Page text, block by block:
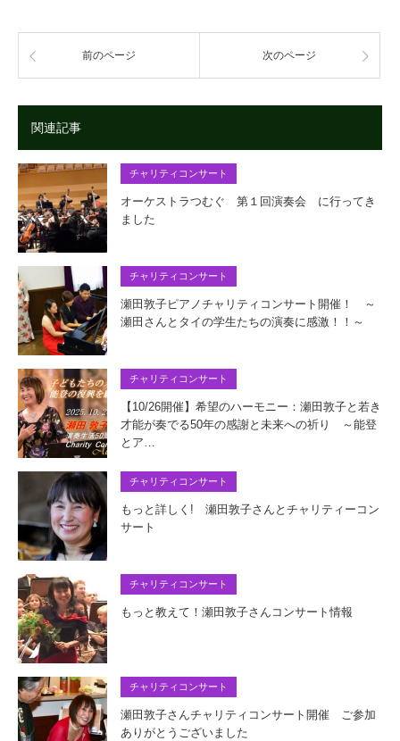
前のページ 次のページ
関連記事
チャリティコンサート
オーケストラつむぐ 第１回演奏会 に行ってき
ました
チャリティコンサート
瀬田敦子ピアノチャリティコンサート開催！ ～
瀬田さんとタイの学生たちの演奏に感激！！～
チャリティコンサート
【10/26開催】希望のハーモニー：瀬田敦子と若き
才能が奏でる50年の感謝と未来への祈り ～能登
とア…
チャリティコンサート
もっと詳しく! 瀬田敦子さんとチャリティーコン
サート
チャリティコンサート
もっと教えて！瀬田敦子さんコンサート情報
チャリティコンサート
瀬田敦子さんチャリティコンサート開催 ご参加
ありがとうございました